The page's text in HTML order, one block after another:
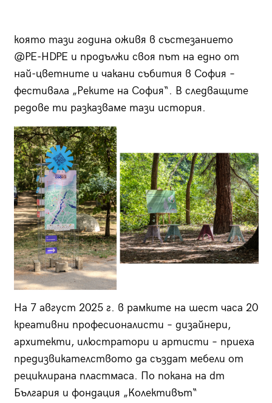
която тази година оживя в състезанието
@PE-HDPE и продължи своя път на едно от
най-цветните и чакани събития в София –
фестивала „Реките на София“. В следващите
редове ти разказваме тази история.
На 7 август 2025 г. в рамките на шест часа 20
креативни професионалисти – дизайнери,
архитекти, илюстратори и артисти – приеха
предизвикателството да създат мебели от
рециклирана пластмаса. По покана на dm
България и фондация „Колективът“